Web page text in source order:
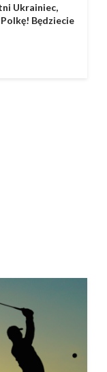
Ukrainiec,
Będziecie